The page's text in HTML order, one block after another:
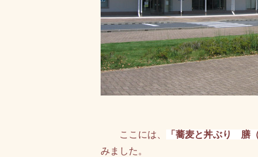
ここには、 「蕎麦と丼ぶり 膳
みました。